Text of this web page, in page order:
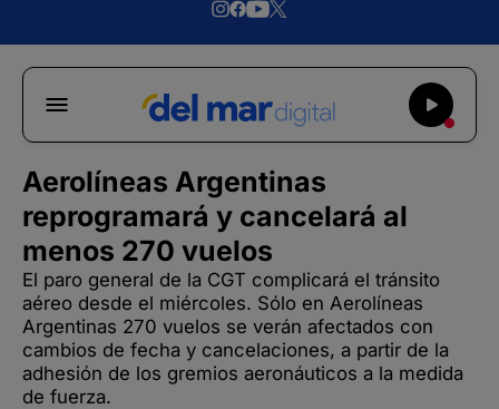
Aerolíneas Argentinas
reprogramará y cancelará al
menos 270 vuelos
El paro general de la CGT complicará el tránsito
aéreo desde el miércoles. Sólo en Aerolíneas
Argentinas 270 vuelos se verán afectados con
cambios de fecha y cancelaciones, a partir de la
adhesión de los gremios aeronáuticos a la medida
de fuerza.